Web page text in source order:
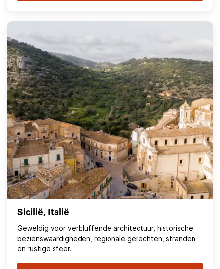
Sicilië, Italië
Geweldig voor verbluffende architectuur, historische
bezienswaardigheden, regionale gerechten, stranden
en rustige sfeer.